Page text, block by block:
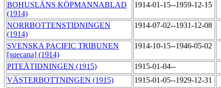
BOHUSLÄNS KÖPMANNABLAD
(1914)
1914-01-15--1959-12-15
NORRBOTTENSTIDNINGEN
(1914)
1914-07-02--1931-12-08
SVENSKA PACIFIC TRIBUNEN
[suecana] (1914)
1914-10-15--1946-05-02
PITEÅTIDNINGEN (1915)
1915-01-04--
VÄSTERBOTTNINGEN (1915)
1915-01-05--1929-12-31